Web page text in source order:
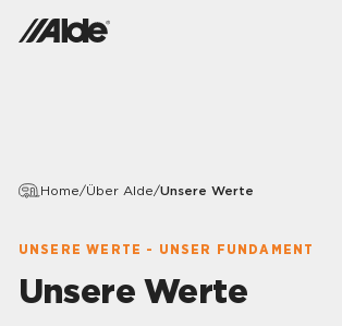
Home/Über Alde/Unsere Werte
UNSERE WERTE - UNSER FUNDAMENT
Unsere Werte